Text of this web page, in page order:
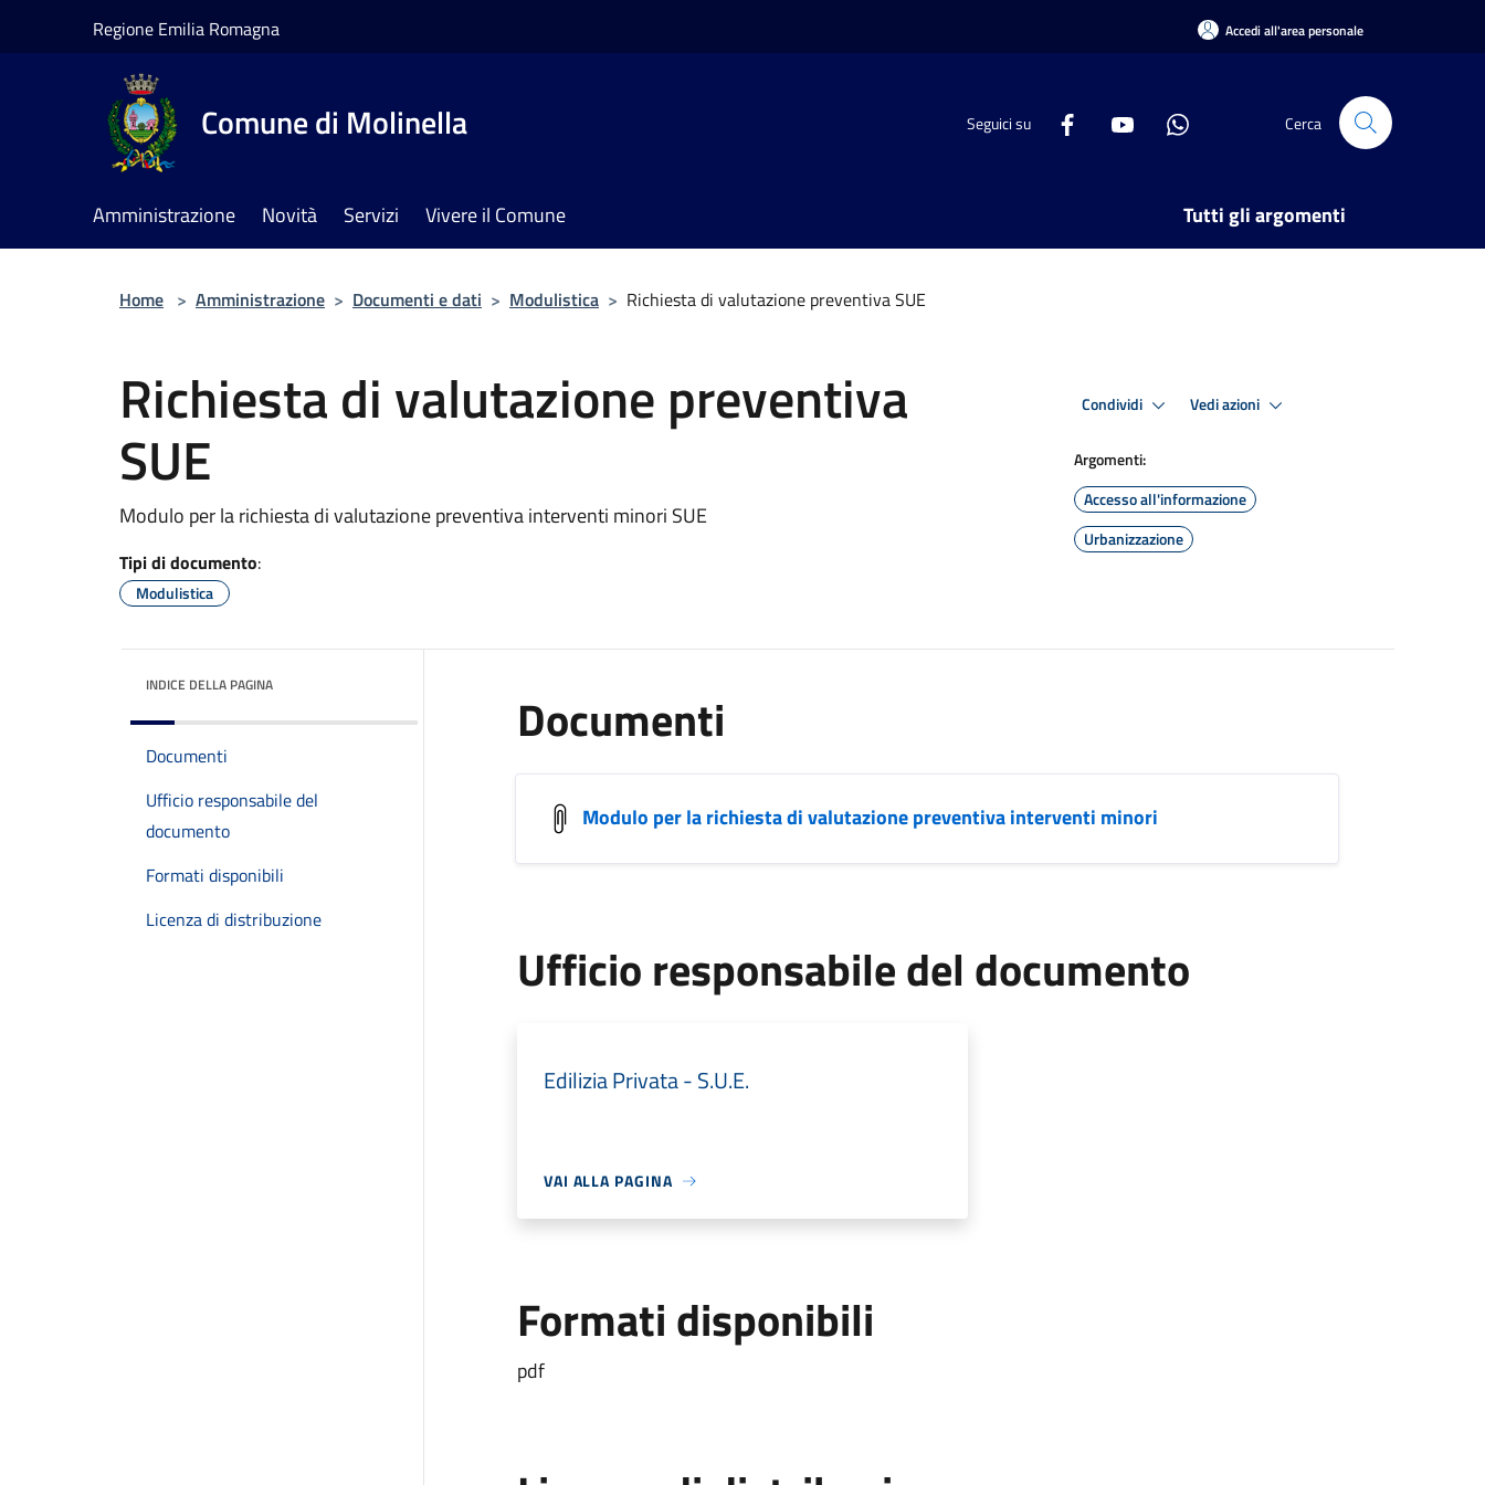
Regione Emilia Romagna Accedi all'area personale
Comune di Molinella Seguici su Cerca
Amministrazione Novità Servizi Vivere il Comune Tutti gli argomenti
Home > Amministrazione > Documenti e dati > Modulistica > Richiesta di valutazione preventiva SUE
Richiesta di valutazione preventiva
SUE
Modulo per la richiesta di valutazione preventiva interventi minori SUE
Tipi di documento:
Modulistica
Condividi Vedi azioni
Argomenti:
Accesso all'informazione
Urbanizzazione
INDICE DELLA PAGINA
Documenti
Ufficio responsabile del
documento
Formati disponibili
Licenza di distribuzione
Documenti
Modulo per la richiesta di valutazione preventiva interventi minori
Ufficio responsabile del documento
Edilizia Privata - S.U.E.
VAI ALLA PAGINA
Formati disponibili
pdf